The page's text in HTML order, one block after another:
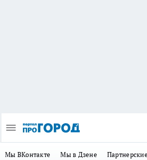
Мы ВКонтакте Мы в Дзене